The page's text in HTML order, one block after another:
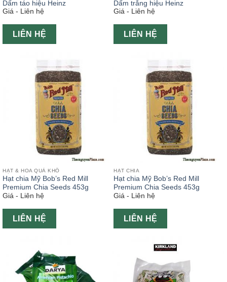
Dấm táo hiệu Heinz
Giá - Liên hệ
LIÊN HỆ
Dấm trắng hiệu Heinz
Giá - Liên hệ
LIÊN HỆ
HẠT & HOA QUẢ KHÔ
Hạt chia Mỹ Bob’s Red Mill
Premium Chia Seeds 453g
Giá - Liên hệ
LIÊN HỆ
HẠT CHIA
Hạt chia Mỹ Bob’s Red Mill
Premium Chia Seeds 453g
Giá - Liên hệ
LIÊN HỆ